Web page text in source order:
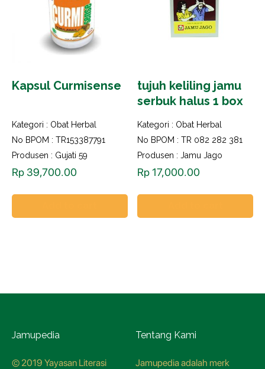
Kapsul Curmisense
Kategori : Obat Herbal
No BPOM : TR153387791
Produsen : Gujati 59
Rp 39,700.00
tujuh keliling jamu
serbuk halus 1 box
Kategori : Obat Herbal
No BPOM : TR 082 282 381
Produsen : Jamu Jago
Rp17,000.00
Jamupedia
© 2019 Yayasan Literasi
Tentang Kami
Jamupedia adalah merk